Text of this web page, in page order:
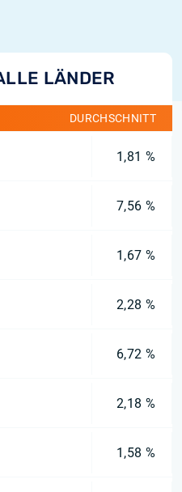
LÄNDER
DURCHSCHNITT
1,81 %
7,56 %
1,67 %
2,28 %
6,72 %
2,18 %
1,58 %